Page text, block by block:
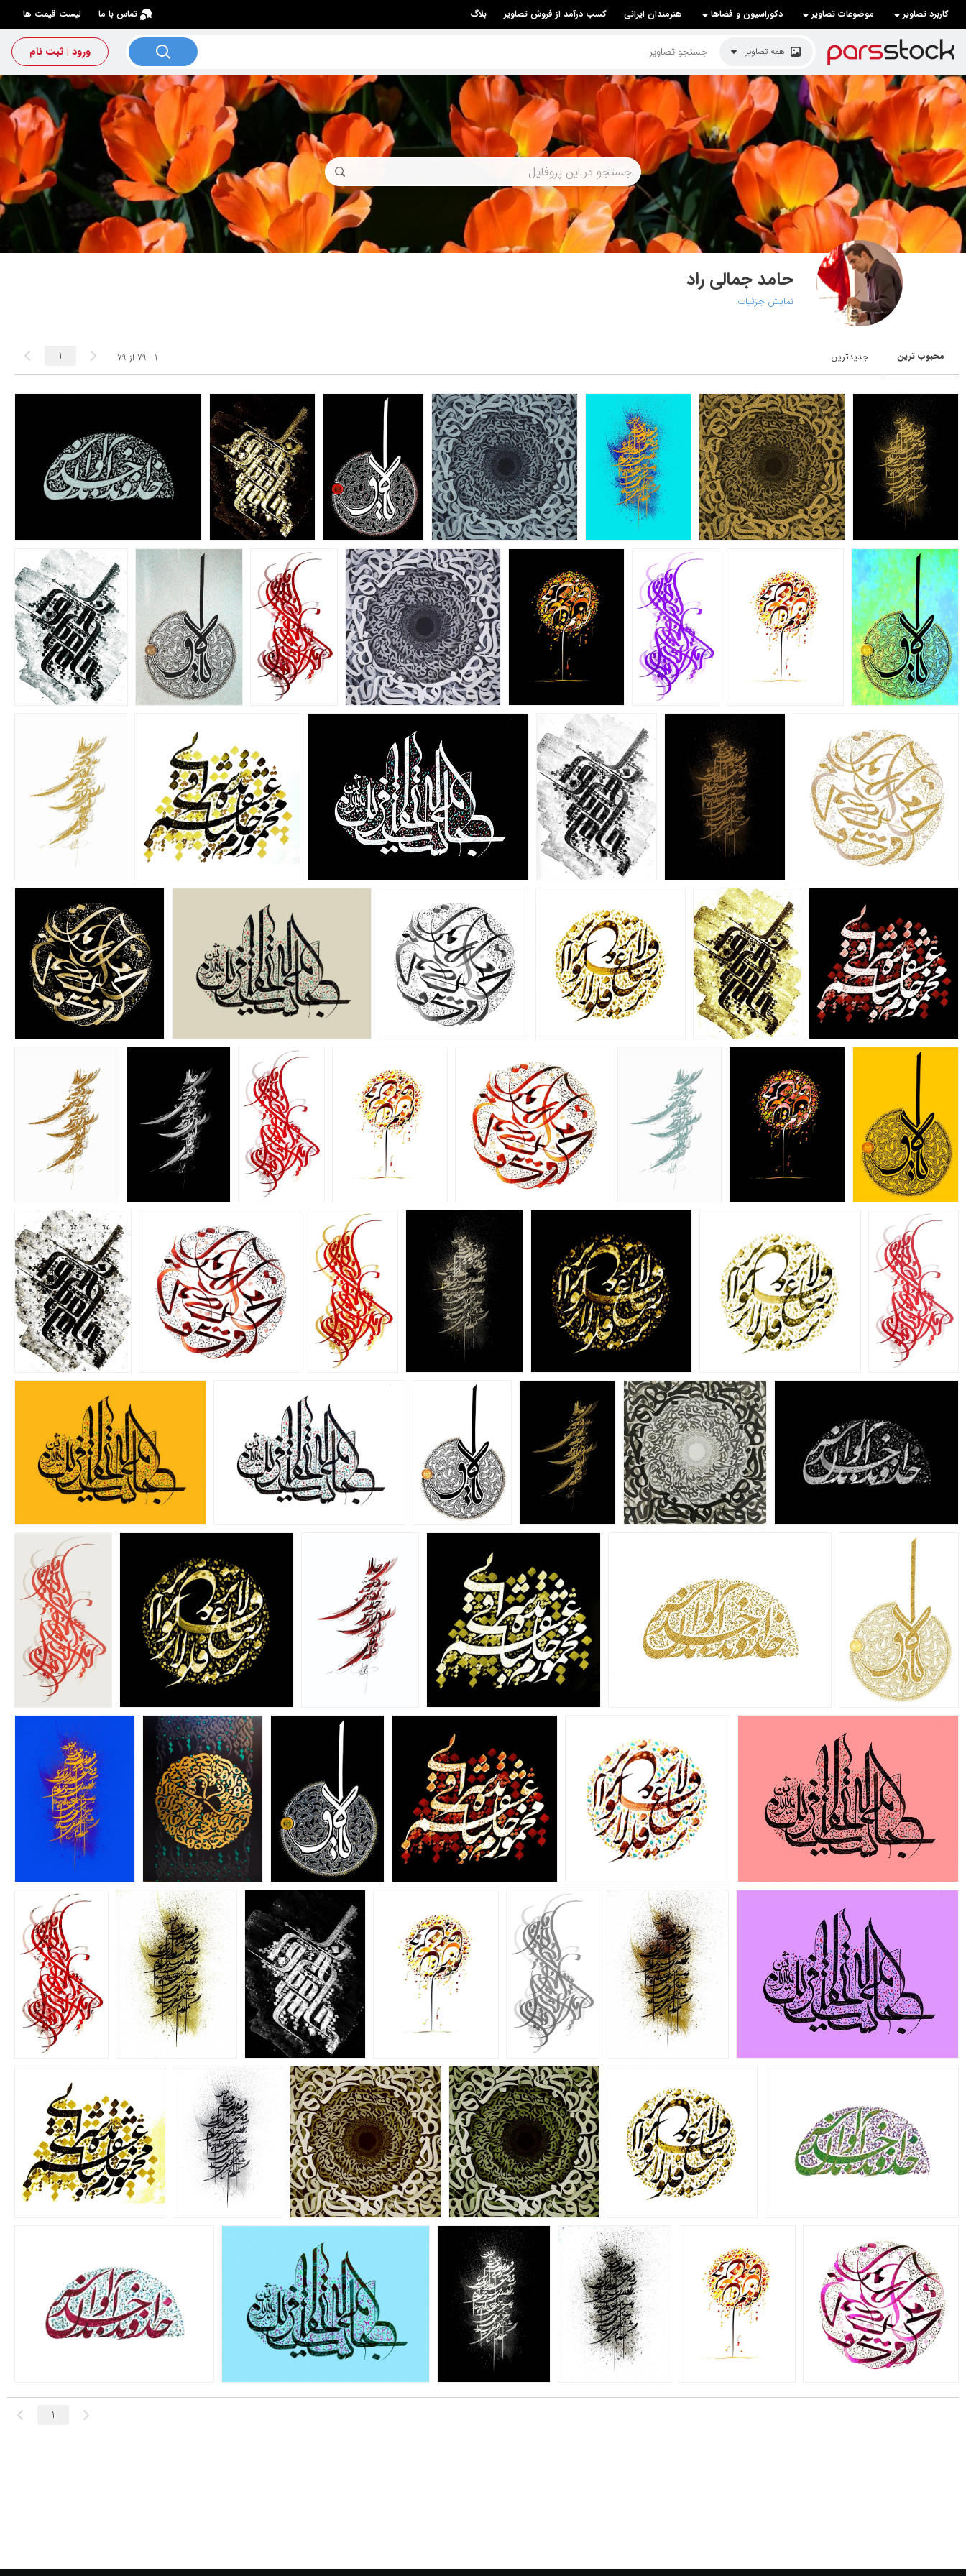
کاربرد تصاویر موضوعات تصاویر دکوراسیون و فضاها هنرمندان ایرانی کسب درآمد از فروش تصاویر بلاگ تماس با ما لیست قیمت ها
همه تصاویر ورود | ثبت نام
حامد جمالی راد
نمایش جزئیات
محبوب‌‌‌ ترین جدیدترین 1 - 79 از 79
× لیست قیمت ها
کاربرد تصاویر
موضوعات تصاویر
دکوراسیون و فضاها
هنرمندان ایرانی
کسب درآمد از فروش تصاویر
021 28428845
تماس با ما
بلاگ پارس استاک